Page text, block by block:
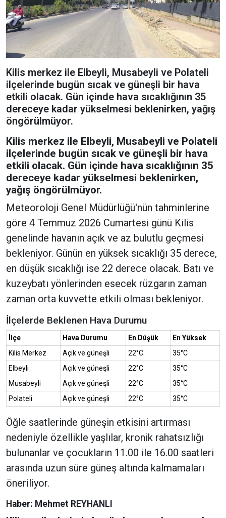
Kilis merkez ile Elbeyli, Musabeyli ve Polateli
ilçelerinde bugün sıcak ve güneşli bir hava
etkili olacak. Gün içinde hava sıcaklığının 35
dereceye kadar yükselmesi beklenirken, yağış
öngörülmüyor.
Kilis merkez ile Elbeyli, Musabeyli ve Polateli
ilçelerinde bugün sıcak ve güneşli bir hava
etkili olacak. Gün içinde hava sıcaklığının 35
dereceye kadar yükselmesi beklenirken,
yağış öngörülmüyor.
Meteoroloji Genel Müdürlüğü'nün tahminlerine
göre 4 Temmuz 2026 Cumartesi günü Kilis
genelinde havanın açık ve az bulutlu geçmesi
bekleniyor. Günün en yüksek sıcaklığı 35 derece,
en düşük sıcaklığı ise 22 derece olacak. Batı ve
kuzeybatı yönlerinden esecek rüzgarın zaman
zaman orta kuvvette etkili olması bekleniyor.
İlçelerde Beklenen Hava Durumu
İlçe Hava Durumu En Düşük
En Yüksek
Kilis Merkez
Açık ve güneşli 22°C
35°C
Elbeyli
Açık ve güneşli 22°C
35°C
Musabeyli
Açık ve güneşli 22°C
35°C
Polateli
Açık ve güneşli 22°C 35°C
Öğle saatlerinde güneşin etkisini artırması
nedeniyle özellikle yaşlılar, kronik rahatsızlığı
bulunanlar ve çocukların 11.00 ile 16.00 saatleri
arasında uzun süre güneş altında kalmamaları
öneriliyor.
Haber: Mehmet REYHANLI